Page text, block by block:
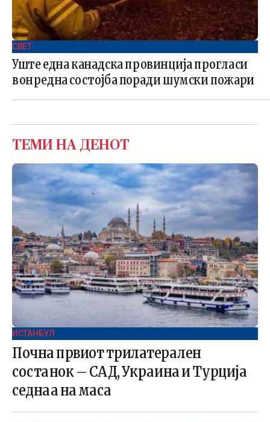
СВЕТ .
Уште една канадска провинција прогласи
вонредна состојба поради шумски пожари
ТЕМИ НА ДЕНОТ
ИСТАНБУЛ
Почна првиот трилатерален
состанок – САД, Украина и Турција
седнаа на маса